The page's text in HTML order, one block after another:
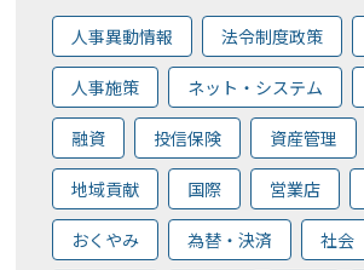
人事異動情報 法令制度政策
人事施策 ネット・システム
融資 投信保険 資産管理
地域貢献 国際 営業店
おくやみ 為替・決済 社会